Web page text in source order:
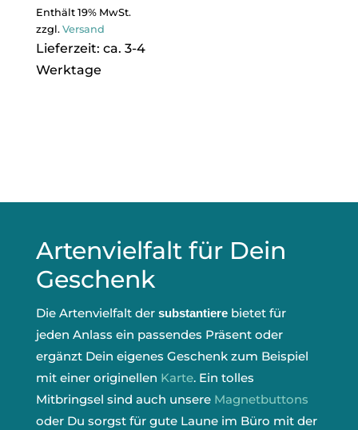
Enthält 19% MwSt.
zzgl. Versand
Lieferzeit: ca. 3-4
Werktage
Artenvielfalt für Dein
Geschenk
Die Artenvielfalt der substantierebietet für
jeden Anlass ein passendes Präsent oder
ergänzt Dein eigenes Geschenk zum Beispiel
mit einer originellen Karte. Ein tolles
Mitbringsel sind auch unsere Magnetbuttons
oder Du sorgst für gute Laune im Büro mit der